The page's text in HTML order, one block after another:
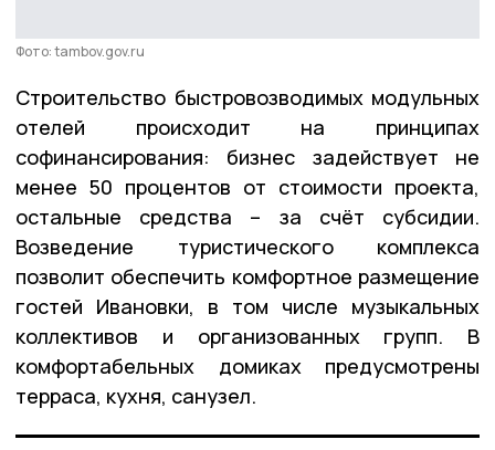
Фото: tambov.gov.ru
Строительство быстровозводимых модульных
отелей происходит на принципах
софинансирования: бизнес задействует не
менее 50 процентов от стоимости проекта,
остальные средства – за счёт субсидии.
Возведение туристического комплекса
позволит обеспечить комфортное размещение
гостей Ивановки, в том числе музыкальных
коллективов и организованных групп. В
комфортабельных домиках предусмотрены
терраса, кухня, санузел.